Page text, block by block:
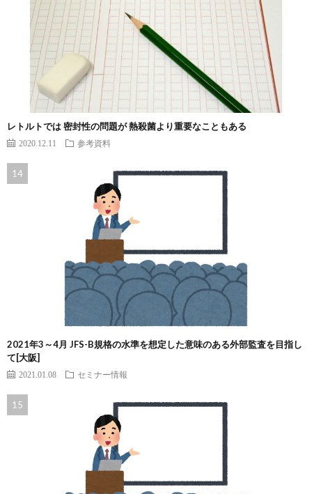
レトルトでは 密封性の問題が 熱殺菌より重要なこともある
2020.12.11 参考資料
2021年3～4月 JFS-B規格の水準を想定した意味のある外部監査を目指し
て[大阪]
2021.01.08 セミナー情報